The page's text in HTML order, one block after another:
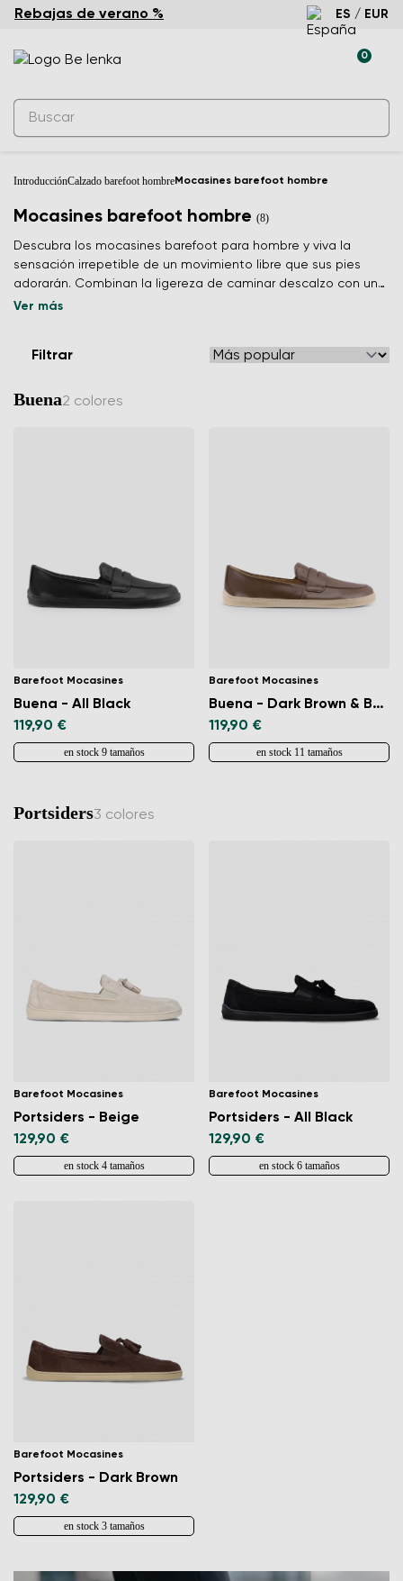
Rebajas de verano % ES / EUR
0
IntroducciónCalzado barefoot hombreMocasines barefoot hombre
Mocasines barefoot hombre (8)
Descubra los mocasines barefoot para hombre y viva la
sensación irrepetible de un movimiento libre que sus pies
adorarán. Combinan la ligereza de caminar descalzo con un
diseño elegante y atemporal para cada día.
Ver más
Filtrar
Buena2 colores
Barefoot Mocasines
Buena - All Black
119,90 €
en stock 9 tamaños
Barefoot Mocasines
Buena - Dark Brown & Beige
119,90 €
en stock 11 tamaños
Portsiders3 colores
Barefoot Mocasines
Portsiders - Beige
129,90 €
en stock 4 tamaños
Barefoot Mocasines
Portsiders - All Black
129,90 €
en stock 6 tamaños
Barefoot Mocasines
Portsiders - Dark Brown
129,90 €
en stock 3 tamaños